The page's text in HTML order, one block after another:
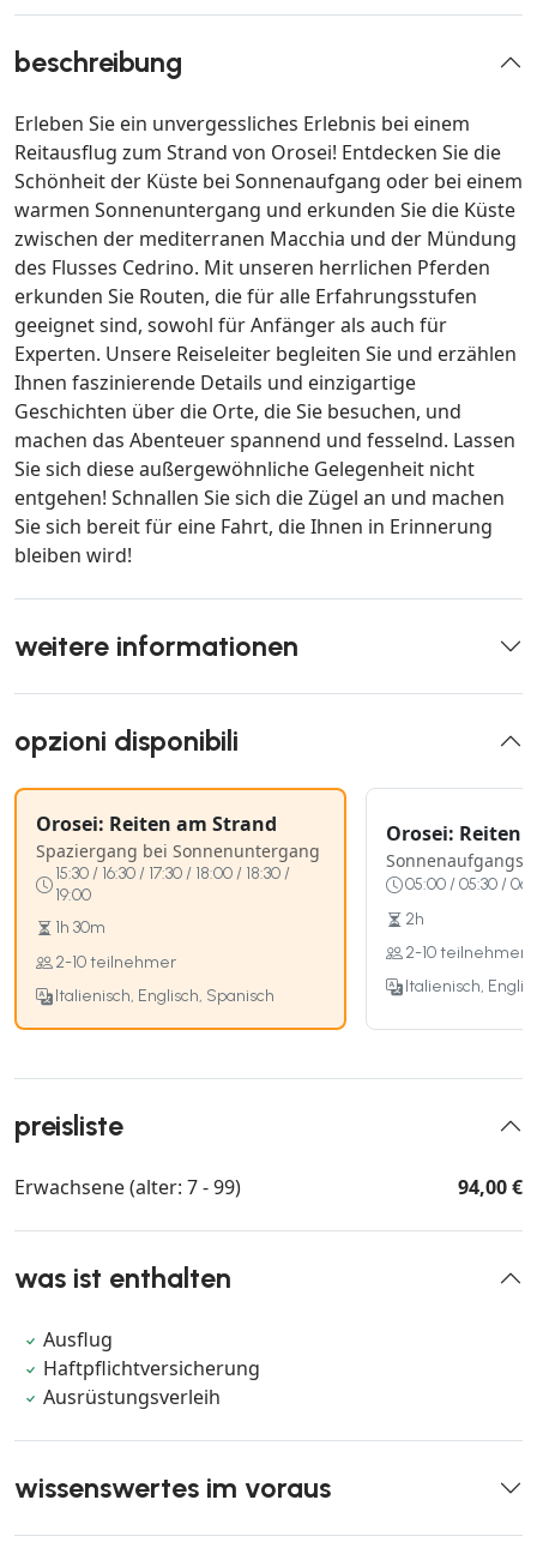
beschreibung
Erleben Sie ein unvergessliches Erlebnis bei einem
Reitausflug zum Strand von Orosei! Entdecken Sie die
Schönheit der Küste bei Sonnenaufgang oder bei einem
warmen Sonnenuntergang und erkunden Sie die Küste
zwischen der mediterranen Macchia und der Mündung
des Flusses Cedrino. Mit unseren herrlichen Pferden
erkunden Sie Routen, die für alle Erfahrungsstufen
geeignet sind, sowohl für Anfänger als auch für
Experten. Unsere Reiseleiter begleiten Sie und erzählen
Ihnen faszinierende Details und einzigartige
Geschichten über die Orte, die Sie besuchen, und
machen das Abenteuer spannend und fesselnd. Lassen
Sie sich diese außergewöhnliche Gelegenheit nicht
entgehen! Schnallen Sie sich die Zügel an und machen
Sie sich bereit für eine Fahrt, die Ihnen in Erinnerung
bleiben wird!
weitere informationen
opzioni disponibili
Orosei: Reiten am Strand
Spaziergang bei Sonnenuntergang
15:30 / 16:30 / 17:30 / 18:00 / 18:30 /
19:00
1h 30m
2-10 teilnehmer
Italienisch, Englisch, Spanisch
Orosei: Reiten
05:00 / 05:30 /
2h
2-10 teilnehmer
Italienisch,
preisliste
Erwachsene (alter: 7 - 99) 94,00 €
was ist enthalten
Ausflug
Haftpflichtversicherung
Ausrüstungsverleih
wissenswertes im voraus